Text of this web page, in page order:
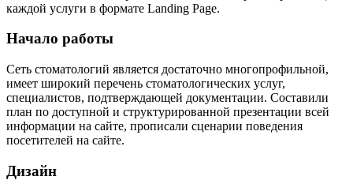
каждой услуги в формате Landing Page.
Начало работы
Сеть стоматологий является достаточно многопрофильной,
имеет широкий перечень стоматологических услуг,
специалистов, подтверждающей документации. Составили
план по доступной и структурированной презентации всей
информации на сайте, прописали сценарии поведения
посетителей на сайте.
Дизайн